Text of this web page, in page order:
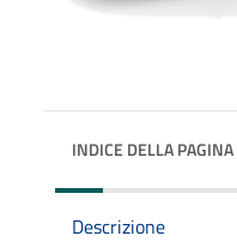
INDICE DELLA PAGINA
Descrizione